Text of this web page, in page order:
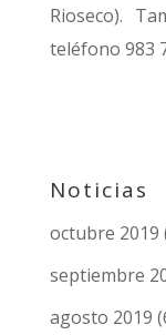
Rioseco).
teléfono 983
Noticias
octubre 2019
septiembre
agosto 2019